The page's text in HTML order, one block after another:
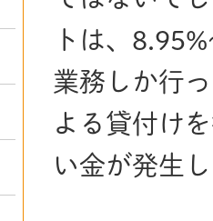
トは、
業務しか行
よる貸付け
い金が発生